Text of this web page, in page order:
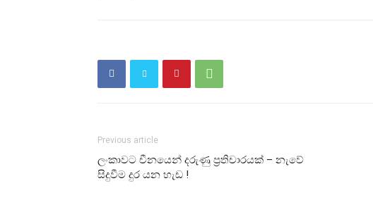
Previous article
ලංකාවට චීනයෙන් දරුණු ප්‍රතිචාරයක් – නැවේ
සිදුවීම දුර යන හැඩ !